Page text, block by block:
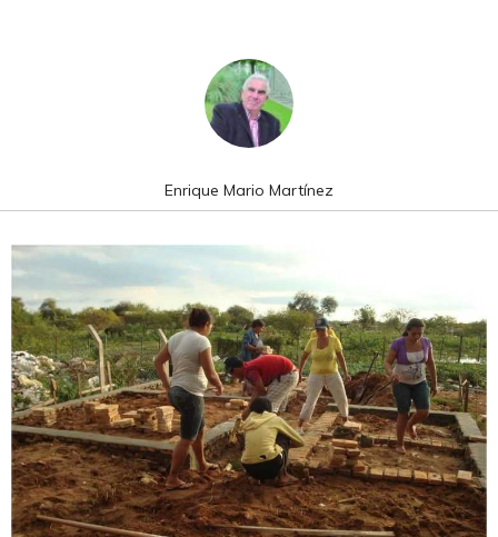
Enrique Mario Martínez